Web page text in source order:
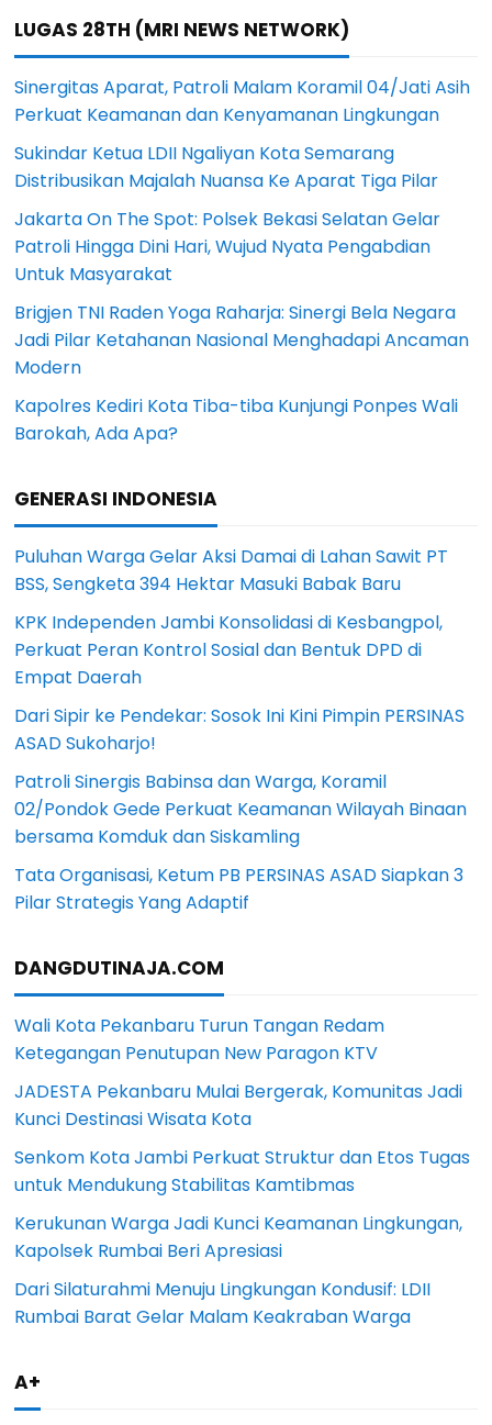
LUGAS 28TH (MRI NEWS NETWORK)
Sinergitas Aparat, Patroli Malam Koramil 04/Jati Asih
Perkuat Keamanan dan Kenyamanan Lingkungan
Sukindar Ketua LDII Ngaliyan Kota Semarang
Distribusikan Majalah Nuansa Ke Aparat Tiga Pilar
Jakarta On The Spot: Polsek Bekasi Selatan Gelar
Patroli Hingga Dini Hari, Wujud Nyata Pengabdian
Untuk Masyarakat
Brigjen TNI Raden Yoga Raharja: Sinergi Bela Negara
Jadi Pilar Ketahanan Nasional Menghadapi Ancaman
Modern
Kapolres Kediri Kota Tiba-tiba Kunjungi Ponpes Wali
Barokah, Ada Apa?
GENERASI INDONESIA
Puluhan Warga Gelar Aksi Damai di Lahan Sawit PT
BSS, Sengketa 394 Hektar Masuki Babak Baru
KPK Independen Jambi Konsolidasi di Kesbangpol,
Perkuat Peran Kontrol Sosial dan Bentuk DPD di
Empat Daerah
Dari Sipir ke Pendekar: Sosok Ini Kini Pimpin PERSINAS
ASAD Sukoharjo!
Patroli Sinergis Babinsa dan Warga, Koramil
02/Pondok Gede Perkuat Keamanan Wilayah Binaan
bersama Komduk dan Siskamling
Tata Organisasi, Ketum PB PERSINAS ASAD Siapkan 3
Pilar Strategis Yang Adaptif
DANGDUTINAJA.COM
Wali Kota Pekanbaru Turun Tangan Redam
Ketegangan Penutupan New Paragon KTV
JADESTA Pekanbaru Mulai Bergerak, Komunitas Jadi
Kunci Destinasi Wisata Kota
Senkom Kota Jambi Perkuat Struktur dan Etos Tugas
untuk Mendukung Stabilitas Kamtibmas
Kerukunan Warga Jadi Kunci Keamanan Lingkungan,
Kapolsek Rumbai Beri Apresiasi
Dari Silaturahmi Menuju Lingkungan Kondusif: LDII
Rumbai Barat Gelar Malam Keakraban Warga
A+